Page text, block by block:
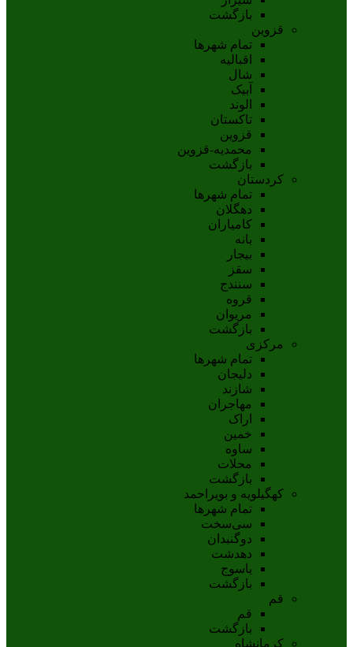
بازگشت
قزوین
تمام شهر‌ها
اقبالیه
شال
آبيک
الوند
تاکستان
قزوين
محمديه-قزوين
بازگشت
کردستان
تمام شهر‌ها
دهگلان
کامیاران
بانه
بيجار
سقز
سنندج
قروه
مريوان
بازگشت
مرکزی
تمام شهر‌ها
دلیجان
شازند
مهاجران
اراک
خمين
ساوه
محلات
بازگشت
کهگیلویه و بویراحمد
تمام شهر‌ها
سی‌سخت
دوگنبدان
دهدشت
ياسوج
بازگشت
قم
قم
بازگشت
کرمانشاه